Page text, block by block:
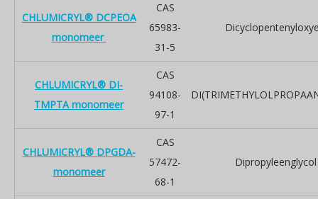
CHLUMICRYL® DCPEOA
monomeer
CAS
65983-
31-5
CHLUMICRYL® DI-
TMPTA monomeer
CAS
94108-
97-1
CHLUMICRYL® DPGDA-
monomeer
CAS
57472-
68-1